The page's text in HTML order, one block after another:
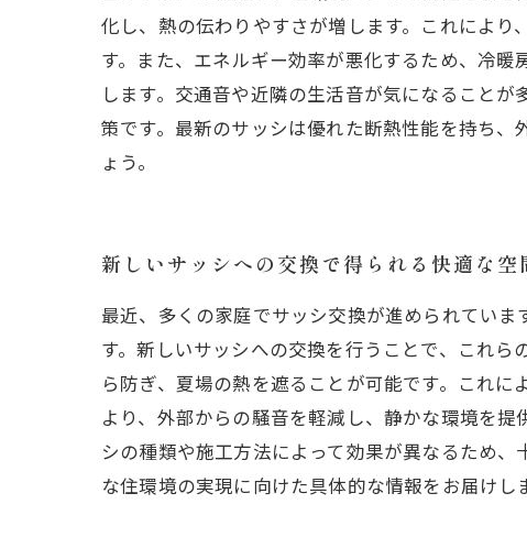
化し、熱の伝わりやすさが増します。これによ
す。また、エネルギー効率が悪化するため、冷
します。交通音や近隣の生活音が気になること
策です。最新のサッシは優れた断熱性能を持ち
ょう。
新しいサッシへの交換で得られる快適な空
最近、多くの家庭でサッシ交換が進められてい
す。新しいサッシへの交換を行うことで、これ
ら防ぎ、夏場の熱を遮ることが可能です。これ
より、外部からの騒音を軽減し、静かな環境を
シの種類や施工方法によって効果が異なるため
な住環境の実現に向けた具体的な情報をお届けし